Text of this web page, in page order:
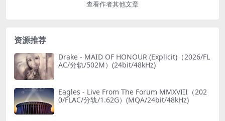
查看作者其他文章
资源推荐
Drake - MAID OF HONOUR (Explicit)（2026/FL
AC/分轨/502M）(24bit/48kHz)
Eagles - Live From The Forum MMXVIII（202
0/FLAC/分轨/1.62G）(MQA/24bit/48kHz)